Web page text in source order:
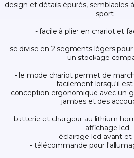
- design et détails épurés, semblables
sport
- facile à plier en chariot et
- se divise en 2 segments légers
un stockage
- le mode chariot permet de
facilement lorsqu'il est
- conception ergonomique avec un
jambes et des
- batterie et chargeur au lithium
- affichage lcd
- éclairage led avant et
- télécommande pour